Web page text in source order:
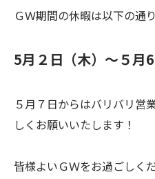
ＧＷ期間の休暇は以下の通
5月２日（木）～５月6
５月７日からはバリバリ営
しくお願いいたします！
皆様よいＧＷをお過ごしく